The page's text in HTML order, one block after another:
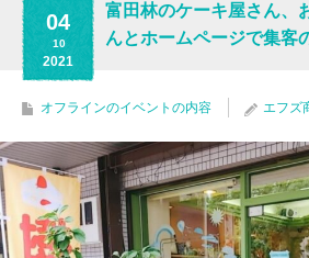
04
10
2021
富田林のケーキ屋さん、
んとホームページで集客
オフラインのイベントの内容 エフズ